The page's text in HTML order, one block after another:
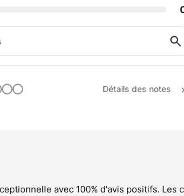
Détails des notes
avec 100% d'avis positifs. Les